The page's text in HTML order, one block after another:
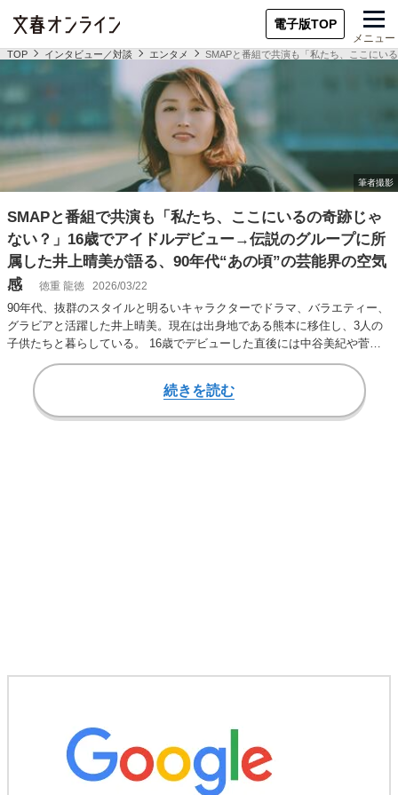
電子版TOP
メニュー
TOP インタビュー／対談 エンタメ SMAPと番組で共演も「私たち、ここにい
SMAPと番組で共演も「私たち、ここにいるの奇跡じゃ
ない？」16歳でアイドルデビュー→伝説のグループに所
属した井上晴美が語る、90年代“あの頃”の芸能界の空気
感
徳重 龍徳 2026/03/22
90年代、抜群のスタイルと明るいキャラクターでドラマ、バラエティー、
グラビアと活躍した井上晴美。現在は出身地である熊本に移住し、3人の
子供たちと暮らしている。 16歳でデビューした直後には中谷美紀や菅野
美穂らも輩出…
続きを読む